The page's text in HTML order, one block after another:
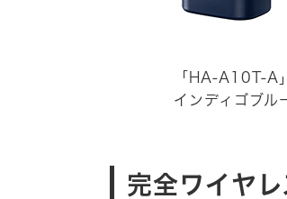
「HA-A10T-A」
インディゴブル
完全ワイヤ